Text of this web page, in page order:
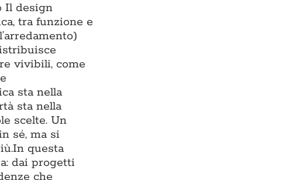
Il design
tra funzione e
vivibili, come
sta nella
sta nella
scelte. Un
sé, ma si
questa
dai progetti
che